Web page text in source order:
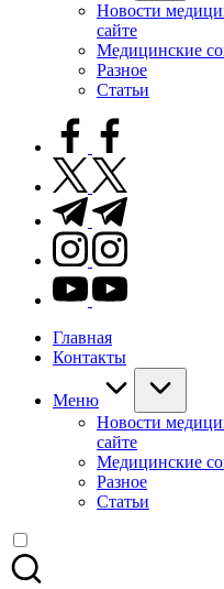
Новости
сайте
Медицинские
Разное
Статьи
facebook.com
twitter.com
t.me
instagram.com
youtube.com
Главная
Контакты
Меню
Новости
сайте
Медицинские
Разное
Статьи